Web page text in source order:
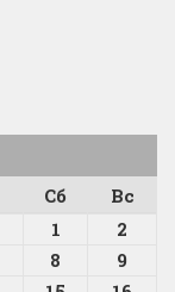
Сб
Вс
1
2
8
9